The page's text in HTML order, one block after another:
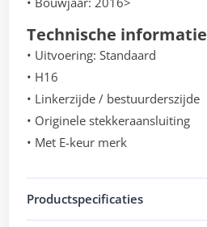
Technische informatie
• Uitvoering: Standaard
• H16
• Linkerzijde / bestuurderszijde
• Originele stekkeraansluiting
• Met E-keur merk
Productspecificaties